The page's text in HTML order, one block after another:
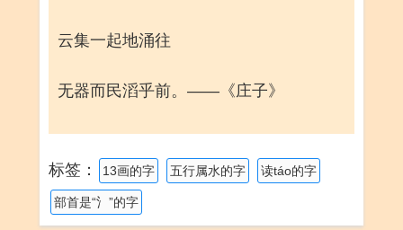
云集一起地涌往
无器而民滔乎前。——《庄子》
标签： 13画的字 五行属水的字 读táo的字
部首是“氵”的字